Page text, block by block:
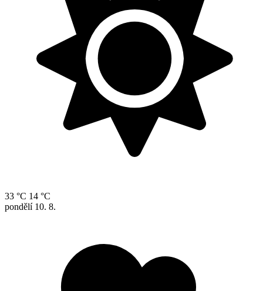
33 °C 14 °C
pondělí 10. 8.